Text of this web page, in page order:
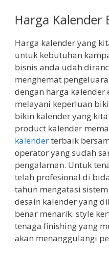
Harga Kalender
Harga kalender yang
untuk kebutuhan
bisnis anda udah
menghemat
dengan harga kalender
melayani keperluan
bikin kalender yang
product kalender
kalenderterbaik
operator yang sudah
pengalaman. Untuk
telah profesional di
tahun mengatasi
desain kalender yang
benar menarik. style
tenaga finishing yang
akan menanggulangi